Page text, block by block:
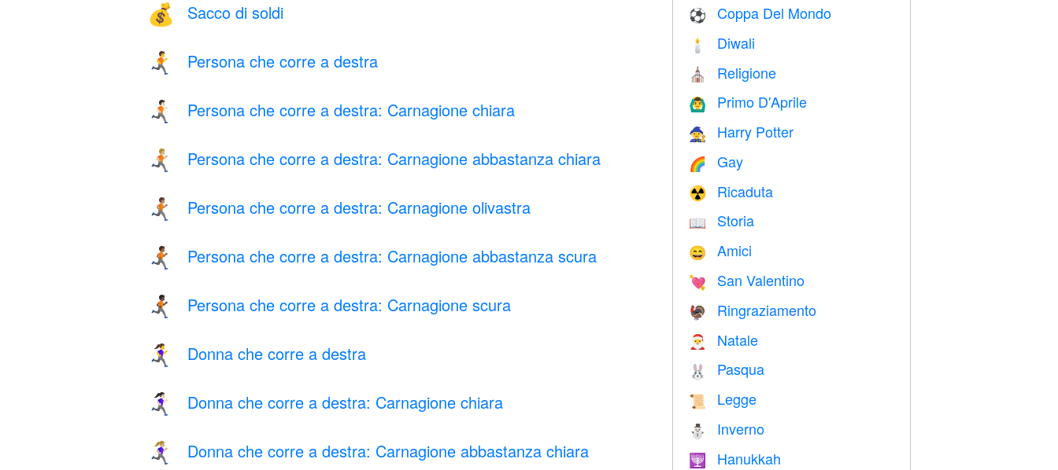
💰 Sacco di soldi
🏃‍➡️ Persona che corre a destra
🏃🏻‍➡️ Persona che corre a destra: Carnagione chiara
🏃🏼‍➡️ Persona che corre a destra: Carnagione abbastanza chiara
🏃🏽‍➡️ Persona che corre a destra: Carnagione olivastra
🏃🏾‍➡️ Persona che corre a destra: Carnagione abbastanza scura
🏃🏿‍➡️ Persona che corre a destra: Carnagione scura
🏃‍♀️‍➡️ Donna che corre a destra
🏃🏻‍♀️‍➡️ Donna che corre a destra: Carnagione chiara
🏃🏼‍♀️‍➡️ Donna che corre a destra: Carnagione abbastanza chiara
⚽ Coppa Del Mondo
🕯 Diwali
⛪️ Religione
🙆‍♂️ Primo D'Aprile
🧙 Harry Potter
🌈 Gay
☢️ Ricaduta
📖 Storia
😄 Amici
💘 San Valentino
🦃 Ringraziamento
🎅 Natale
🐰 Pasqua
📜 Legge
⛄ Inverno
🕎 Hanukkah